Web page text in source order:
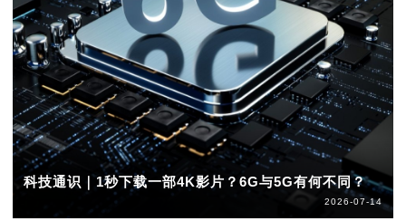
科技通识｜1秒下载一部4K影片？6G与5G有何不同？
2026-07-14